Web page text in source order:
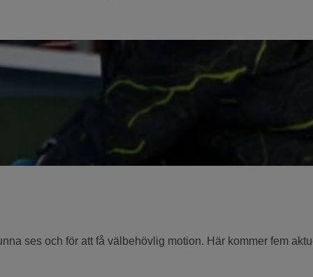
ses och för att få välbehövlig motion. Här kommer fem